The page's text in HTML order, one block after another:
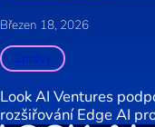
Březen 18, 2026
Zprávy
Look AI Ventures
rozšiřování Edge AI